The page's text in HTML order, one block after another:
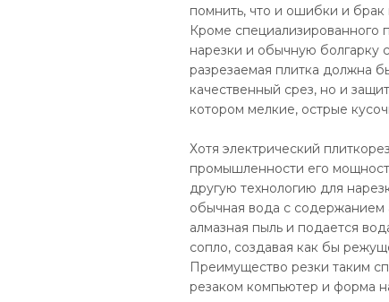
помнить, что и ошибки и брак
Кроме специализированного
нарезки и обычную болгарку
разрезаемая плитка должна
качественный срез, но и
котором мелкие, острые
Хотя электрический
промышленности его
другую технологию для
обычная вода с содержанием
алмазная пыль и подается
сопло, создавая как бы
Преимущество резки таким
резаком компьютер и форма